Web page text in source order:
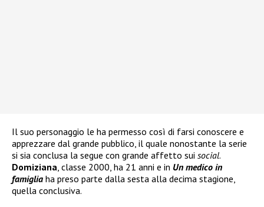
Il suo personaggio le ha permesso così di farsi conoscere e
apprezzare dal grande pubblico, il quale nonostante la serie
si sia conclusa la segue con grande affetto sui social.
Domiziana , classe 2000, ha 21 anni e in Un medico in
famiglia ha preso parte dalla sesta alla decima stagione,
quella conclusiva.